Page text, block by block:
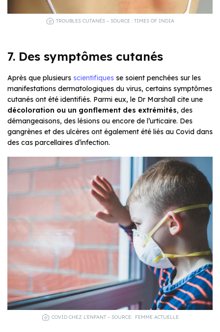
TROUBLES CUTANÉS – SOURCE : TIMES OF INDIA
7. Des symptômes cutanés
Après que plusieurs scientifiques se soient penchées sur les
manifestations dermatologiques du virus, certains symptômes
cutanés ont été identifiés. Parmi eux, le Dr Marshall cite une
décoloration ou un gonflement des extrémités, des
démangeaisons, des lésions ou encore de l’urticaire. Des
gangrènes et des ulcères ont également été liés au Covid dans
des cas parcellaires d’infection.
COVID CHEZ L’ENFANT – SOURCE: FEMME ACTUELLE